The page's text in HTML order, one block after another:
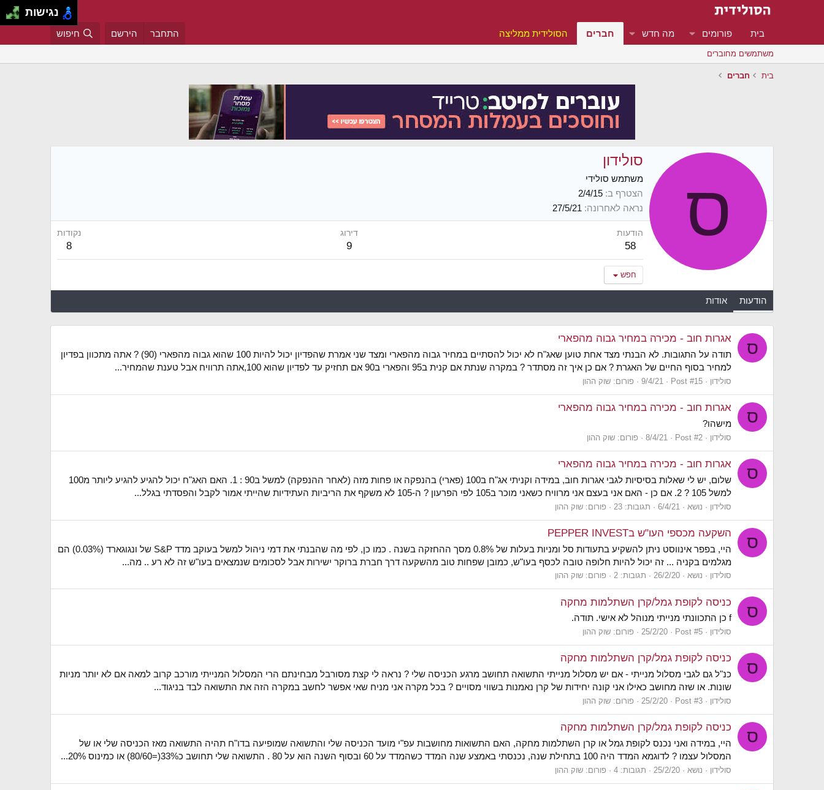
בית פורומים מה חדש חברים הסולידית ממליצה התחבר הירשם חיפוש
משתמשים מחוברים
בית חברים
ס
סולידון
משתמש סולידי
הצטרף ב 2/4/15
נראה לאחרונה 27/5/21
הודעות
58
דירוג
9
נקודות
8
חפש
הודעות אודות
ס אגרות חוב - מכירה במחיר גבוה מהפארי
תודה על התגובות. לא הבנתי מצד אחת טוען שאג"ח לא יכול להסתיים במחיר גבוה מהפארי ומצד שני אמרת שהפדיון יכול להיות 100 שהוא גבוה מהפארי (90) ? אתה מתכוון בפדיון
למחיר בסוף החיים של האגרת ? אם כן איך זה מסתדר ? במקרה שנתת אם קנית ב95 והפארי ב90 אם תחזיק עד לפדיון שהוא 100,אתה תרוויח אבל טענת שהמחיר...
סולידון Post #15
9/4/21 פורום: שוק ההון
ס אגרות חוב - מכירה במחיר גבוה מהפארי
מישהו?
סולידון Post #2
8/4/21 פורום: שוק ההון
ס אגרות חוב - מכירה במחיר גבוה מהפארי
שלום, יש לי שאלות בסיסיות לגבי אגרות חוב, במידה וקניתי אג"ח ב100 (פארי) בהנפקה או פחות מזה (לאחר ההנפקה) למשל ב90 : 1. האם האג"ח יכול להגיע להגיע ליותר מ100
למשל 105 ? 2. אם כן - האם אני בעצם אני מרוויח כשאני מוכר ב105 לפי הפרעון ? ה-105 לא משקף את הריביות העתידיות שהייתי אמור לקבל והפסדתי בגלל...
סולידון נושא 6/4/21 תגובות: 23 פורום: שוק ההון
ס השקעה מכספי העו"ש בPEPPER INVEST
היי, בפפר אינווסט ניתן להשקיע בתעודות סל ומניות בעלות של 0.8% מסך ההחזקה בשנה . כמו כן, לפי מה שהבנתי את דמי ניהול למשל בעוקב מדד S&P של ונגוגארד (0.03%) הם
מגלמים בקניה ... זה יכול להיות חלופה טובה לכסף בעו"ש, כמובן שפחות טוב מהשקעה דרך חברת ברוקר ישירות אבל לסכומים שנמצאים בעו"ש זה לא רע .. מה...
סולידון נושא 26/2/20 תגובות: 2 פורום: שוק ההון
ס כניסה לקופת גמל/קרן השתלמות מחקה
f כן התכוונתי מנייתי מנוהל לא אישי. תודה.
סולידון Post #5
25/2/20 פורום: שוק ההון
ס כניסה לקופת גמל/קרן השתלמות מחקה
כנ"ל גם לגבי מסלול מנייתי - אם יש מסלול מנייתי התשואה תחושב מרגע הכניסה שלי ? נראה לי קצת מסורבל מבחינתם הרי המסלול המנייתי מורכב קרוב למאה אם לא יותר מניות
שונות. או שזה מחושב כאילו אני קונה יחידות של קרן נאמנות בשווי מסויים ? בכל מקרה אני מניח שאי אפשר לחשב במקרה הזה את התשואה לבד בניגוד...
סולידון Post #3
25/2/20 פורום: שוק ההון
ס כניסה לקופת גמל/קרן השתלמות מחקה
היי, במידה ואני נכנס לקופת גמל או קרן השתלמות מחקה, האם התשואות מחושבות עפ"י מועד הכניסה שלי והתשואה שמופיעה בדו"ח תהיה התשואה מאז הכניסה שלי או של
המסלול עצמו ? לדוגמא המדד היה 100 בתחילת שנה, נכנסתי באמצע שנה המדד כשהמדד על 60 ובסוף השנה הוא על 80 . התשואה שלי תחושב כ33%(=80/60) או כמינוס 20%...
סולידון נושא 25/2/20 תגובות: 4 פורום: שוק ההון
נגישות